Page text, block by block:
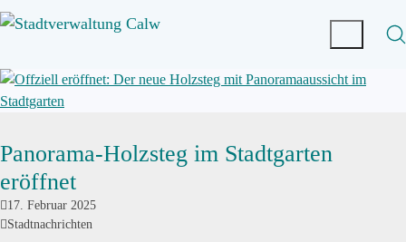
Panorama-Holzsteg im Stadtgarten
eröffnet
17. Februar 2025
Stadtnachrichten